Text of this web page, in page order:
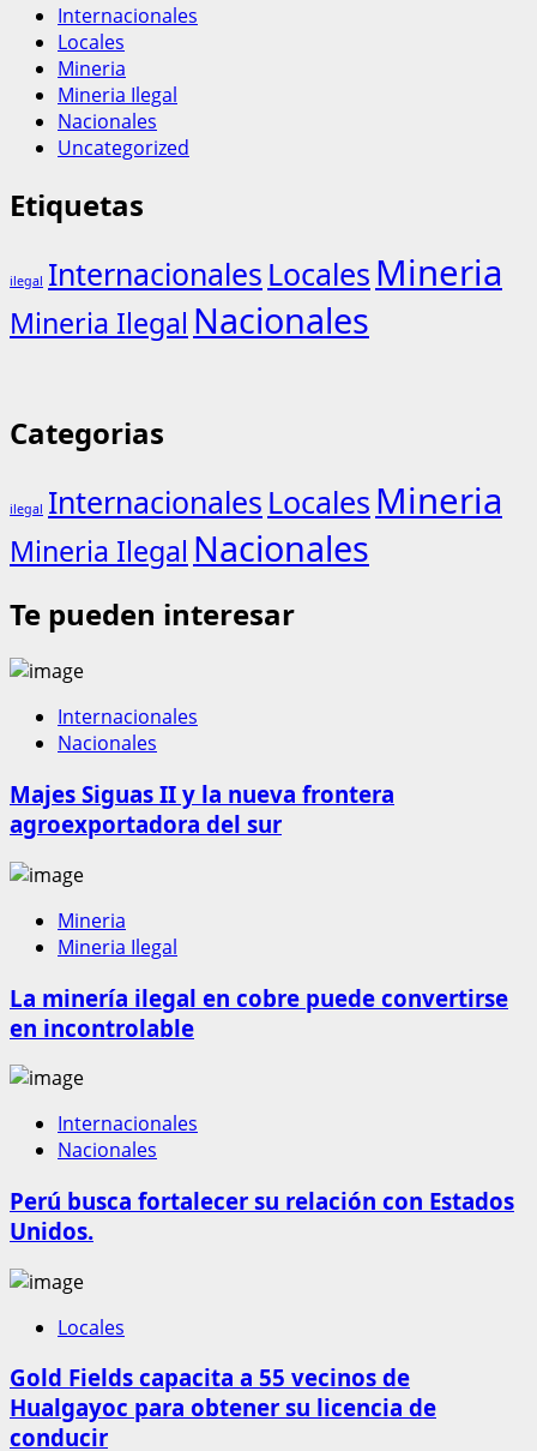
Internacionales
Locales
Mineria
Mineria Ilegal
Nacionales
Uncategorized
Etiquetas
ilegal Internacionales Locales Mineria
Mineria Ilegal Nacionales
Categorias
ilegal Internacionales Locales Mineria
Mineria Ilegal Nacionales
Te pueden interesar
Internacionales
Nacionales
Majes Siguas II y la nueva frontera
agroexportadora del sur
Mineria
Mineria Ilegal
La minería ilegal en cobre puede convertirse
en incontrolable
Internacionales
Nacionales
Perú busca fortalecer su relación con Estados
Unidos.
Locales
Gold Fields capacita a 55 vecinos de
Hualgayoc para obtener su licencia de
conducir